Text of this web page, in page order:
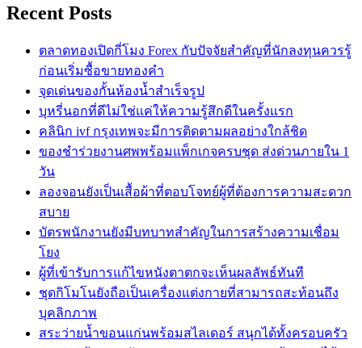
Recent Posts
ตลาดทองเปิดกี่โมง Forex กับปัจจัยสำคัญที่นักลงทุนควรรู้
ก่อนเริ่มซื้อขายทองคำ
จุดเด่นของกั้นห้องน้ำสำเร็จรูป
บุหรี่นอกที่ดีไม่ใช่แค่ให้ความรู้สึกดีในครั้งแรก
คลินิก ivf กรุงเทพจะมีการติดตามผลอย่างใกล้ชิด
ของชำร่วยงานศพพร้อมแพ็กเกจครบชุด ส่งด่วนภายใน 1
วัน
ลองจอนยังเป็นเสื้อผ้าที่ตอบโจทย์ผู้ที่ต้องการความสะดวก
สบาย
บัตรพนักงานยังมีบทบาทสำคัญในการสร้างความเชื่อม
โยง
ผู้ที่เข้ารับการแก้ไขหนังตาตกจะเห็นผลลัพธ์ทันที
ชุดกิโมโนยังถือเป็นเครื่องแต่งกายที่สามารถสะท้อนถึง
บุคลิกภาพ
สระว่ายน้ำขอนแก่นพร้อมสไลเดอร์ สนุกได้ทั้งครอบครัว